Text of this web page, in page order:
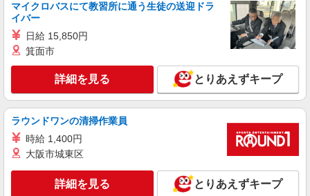
ソフトバンク北見三輪店
ソフトバンクショップの携帯販売スタッフ
月給 190,000円 〜 476,000円 試用期間あり 3
ヶ月 月給25万円以上 ※経験・能力による 【試用
期間】月給 190000 円 〜 476000 円
■ソフトバンク北見三輪店 北海道 北見市 東三
輪4丁目 16‐143
詳細を見る
正社員
ソフトバンク北見駅前店
ソフトバンクショップの携帯販売スタッフ
月給 190,000円 〜 476,000円 試用期間あり 3
マイクロバスにて教習所に通う生徒の送迎ドラ
イバー
日給 15,850円
箕面市
詳細を見る とりあえずキープ
ラウンドワンの清掃作業員
時給 1,400円
大阪市城東区
詳細を見る とりあえずキープ